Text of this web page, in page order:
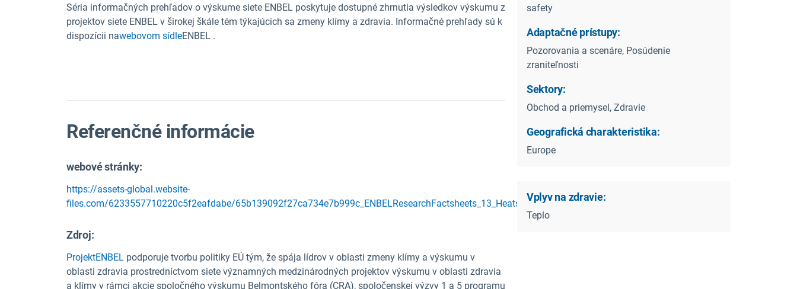
Séria informačných prehľadov o výskume siete ENBEL poskytuje dostupné zhrnutia výsledkov výskumu z
projektov siete ENBEL v širokej škále tém týkajúcich sa zmeny klímy a zdravia. Informačné prehľady sú k
dispozícii nawebovom sídleENBEL .
Referenčné informácie
webové stránky:
https://assets-global.website-
files.com/6233557710220c5f2eafdabe/65b139092f27ca734e7b999c_ENBELResearchFactsheets_13_Heatstress_workplace_Europe.pdf
Zdroj:
ProjektENBEL podporuje tvorbu politiky EÚ tým, že spája lídrov v oblasti zmeny klímy a výskumu v
oblasti zdravia prostredníctvom siete významných medzinárodných projektov výskumu v oblasti zdravia
a klímy v rámci akcie spoločného výskumu Belmontského fóra (CRA), spoločenskej výzvy 1 a 5 programu
safety
Adaptačné prístupy:
Pozorovania a scenáre, Posúdenie
zraniteľnosti
Sektory:
Obchod a priemysel, Zdravie
Geografická charakteristika:
Europe
Vplyv na zdravie:
Teplo